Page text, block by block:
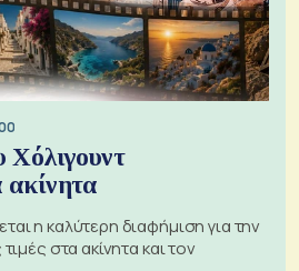
Χόλιγουντ
ακίνητα
η καλύτερη διαφήμιση για την
στα ακίνητα και τον